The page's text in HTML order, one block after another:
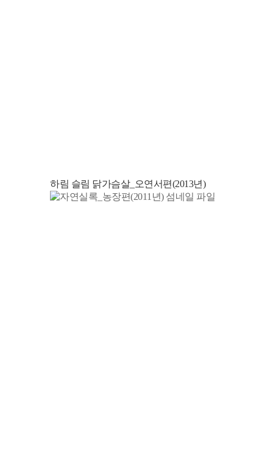
하림 슬림 닭가슴살_오연서편(2013년)